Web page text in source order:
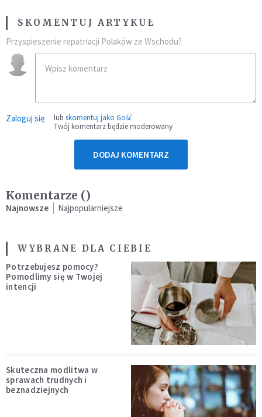
SKOMENTUJ ARTYKUŁ
Przyspieszenie repatriacji Polaków ze Wschodu?
Zaloguj się lub skomentuj jako Gość
Twój komentarz będzie moderowany
DODAJ KOMENTARZ
Komentarze ()
Najnowsze Najpopularniejsze
WYBRANE DLA CIEBIE
Potrzebujesz pomocy?
Pomodlimy się w Twojej
intencji
Skuteczna modlitwa w
sprawach trudnych i
beznadziejnych